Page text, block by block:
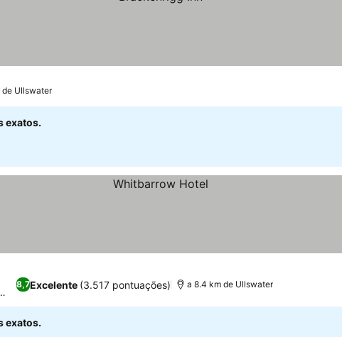
de Ullswater
exatos.
8,7Excelente (3.517 pontuações) a 8.4 km de Ullswater
exatos.